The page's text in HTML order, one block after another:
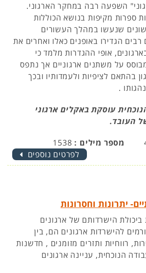
השפעה רבה במחקר הארגוני.
ספרות מקיפות בנושא הכוללות
שנעשו במהלך העשורים
רבים הגדירו באופנים כאלו ואחרים את
אופי ההגדרות מלמד כי
על משתנים ארגוניים אך נתפס
בהתאם לציפיות ולעמדותיו ובכך
.
עוסקת באקלים ארגוני
העובד.
מספר מילים : 1538
לפרטים נוספים
יתרונות וחסרונות
הישרדותם של ארגונים
להישרדות ארגונים הם, בין
רווחיות ותזרים מזומנים , חדשנות
הנוכחית, עניינה ארגונים